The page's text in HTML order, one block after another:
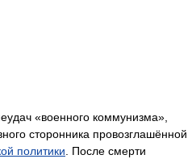
«военного коммунизма»,
сторонника провозглашённой
политики . После смерти